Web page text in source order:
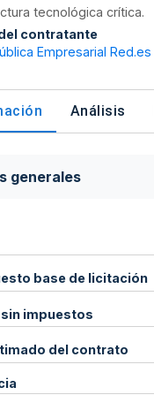
tecnológica crítica.
contratante
Empresarial Red.es
Análisis
generales
base de licitación
impuestos
del contrato